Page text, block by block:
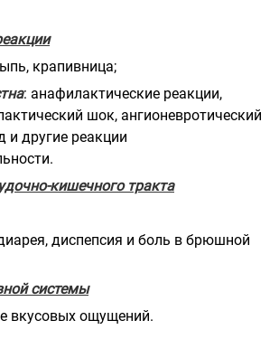
крапивница;
: анафилактические реакции,
шок, ангионевротический
и другие реакции
кишечного тракта
диспепсия и боль в брюшной
системы
вкусовых ощущений.